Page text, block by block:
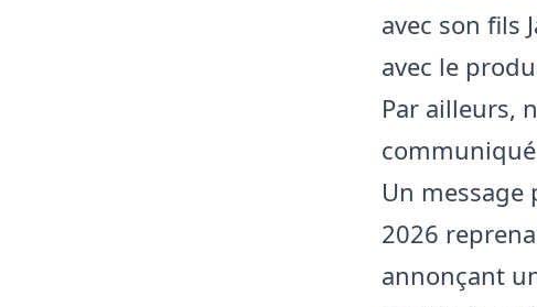
avec son fils
avec le
Par ailleurs,
Un message
2026
annonçant